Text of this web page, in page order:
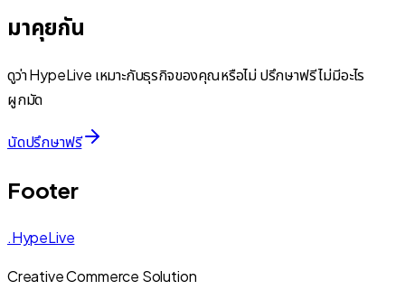
มาคุยกัน
ดูว่า HypeLive เหมาะกับธุรกิจของคุณหรือไม่ ปรึกษาฟรี ไม่มีอะไร
ผูกมัด
นัดปรึกษาฟรี
Footer
.HypeLive
Creative Commerce Solution